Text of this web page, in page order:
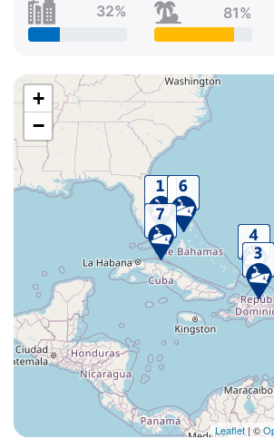
32%
81%
+
−
Leaflet | ©